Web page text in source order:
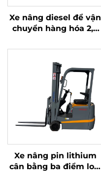
Xe nâng diesel để vận
chuyển hàng hóa 2,5
giản và dỡ hàng lên
đến độ cao 4 m
Xe nâng pin lithium
cân bằng ba điểm loại